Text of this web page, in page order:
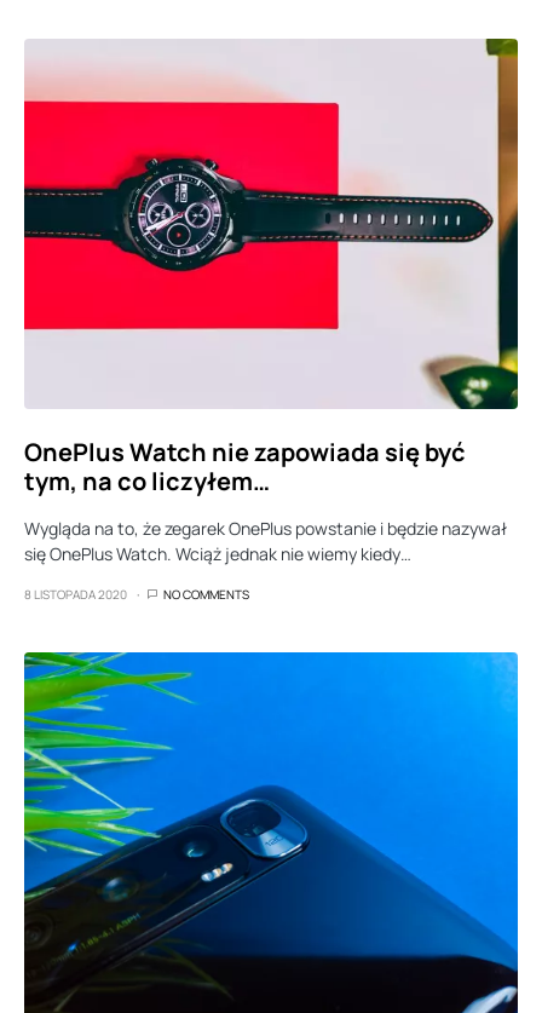
OnePlus Watch nie zapowiada się być
tym, na co liczyłem…
Wygląda na to, że zegarek OnePlus powstanie i będzie nazywał
się OnePlus Watch. Wciąż jednak nie wiemy kiedy…
8 LISTOPADA 2020 NO COMMENTS